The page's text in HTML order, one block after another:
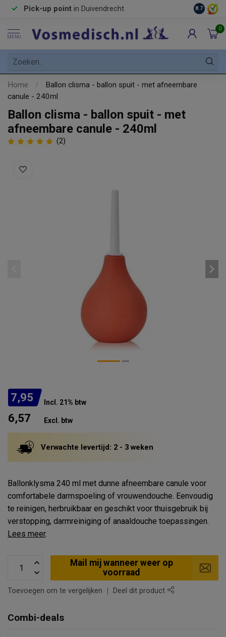
Pick-up point in Duivendrecht 8.7
MENU
0
Home /
Ballon clisma - ballon spuit - met afneembare
canule - 240ml
Ballon clisma - ballon spuit - met
afneembare canule - 240ml
(2)
7,95 Incl. 21% btw
6,57 Excl. btw
Verwachte levertijd: 2 - 3 weken
Ballonklysma 240 ml met dunne afneembare canule voor
comfortabele darmspoeling of vrouwendouche. Eenvoudig
te reinigen, herbruikbaar en geschikt voor thuisgebruik bij
verstopping, darmreiniging of anaaldouche toepassingen.
Lees meer.
Mail mij wanneer weer op
voorraad
Toevoegen om te vergelijken Deel dit product
Combi-deals